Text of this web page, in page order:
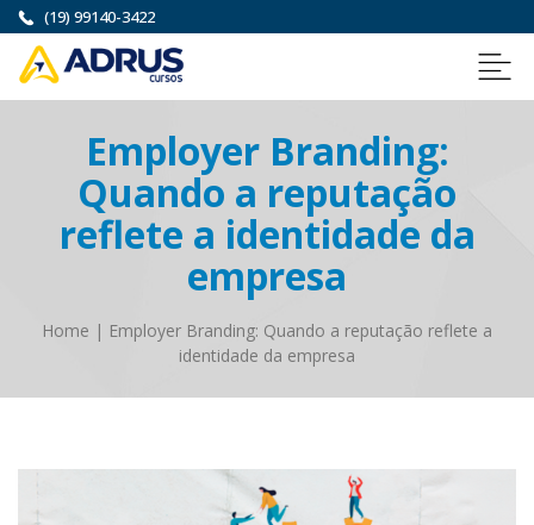
(19) 99140-3422
Employer Branding:
Quando a reputação
reflete a identidade da
empresa
Home | Employer Branding: Quando a reputação reflete a
identidade da empresa